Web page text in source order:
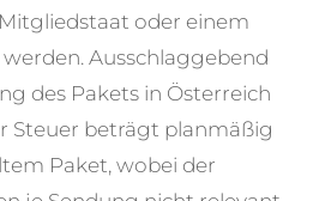
oder einem
Ausschlaggebend
des Pakets in Österreich
Steuer beträgt planmäßig
Paket, wobei der